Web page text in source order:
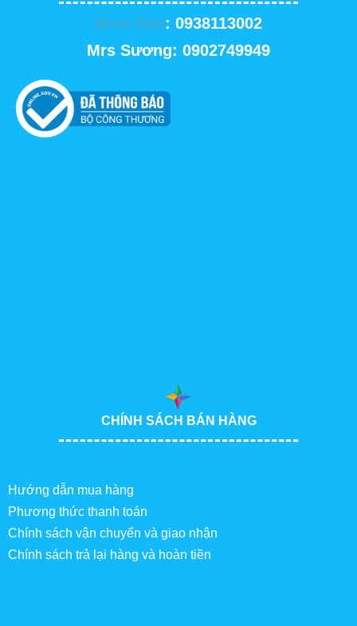
Miss Hảo: 0938113002
Mrs Sương: 0902749949
CHÍNH SÁCH BÁN HÀNG
Hướng dẫn mua hàng
Phương thức thanh toán
Chính sách vận chuyển và giao nhận
Chính sách trả lại hàng và hoàn tiền